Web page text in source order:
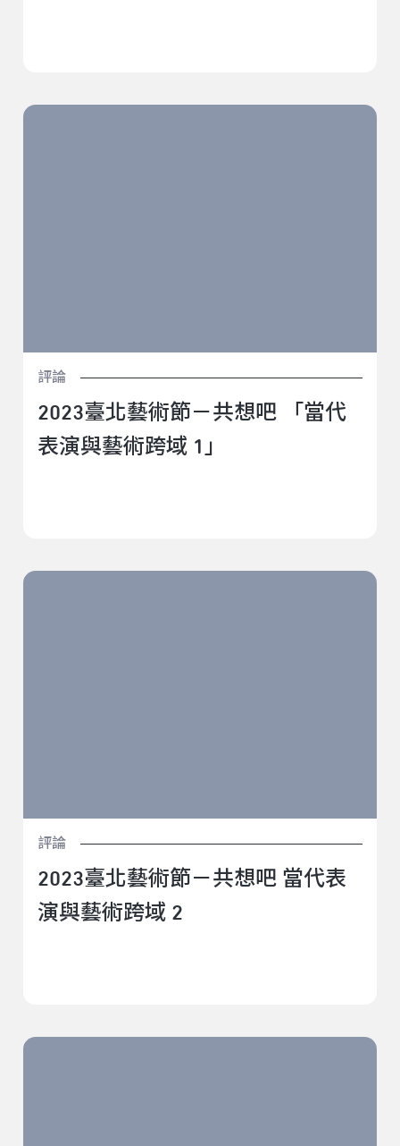
2023臺北藝術節－共想吧 「當代表演與藝術跨域 1」
評論
2023臺北藝術節－共想吧 「當代
表演與藝術跨域 1」
2023臺北藝術節－共想吧 當代表演與藝術跨域 2
評論
2023臺北藝術節－共想吧 當代表
演與藝術跨域 2
2023臺北藝術節－共想吧 「氣候危機時代永續共生的創